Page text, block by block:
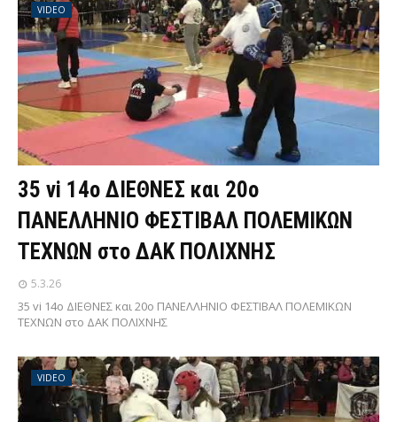
VIDEO
35 vi 14ο ΔΙΕΘΝΕΣ και 20ο
ΠΑΝΕΛΛΗΝΙΟ ΦΕΣΤΙΒΑΛ ΠΟΛΕΜΙΚΩΝ
ΤΕΧΝΩΝ στο ΔΑΚ ΠΟΛΙΧΝΗΣ
5.3.26
35 vi 14ο ΔΙΕΘΝΕΣ και 20ο ΠΑΝΕΛΛΗΝΙΟ ΦΕΣΤΙΒΑΛ ΠΟΛΕΜΙΚΩΝ
ΤΕΧΝΩΝ στο ΔΑΚ ΠΟΛΙΧΝΗΣ
VIDEO